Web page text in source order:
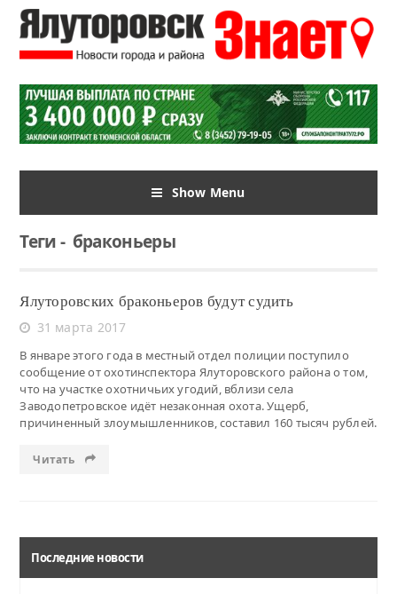
Show Menu
Теги-браконьеры
Ялуторовских браконьеров будут судить
31 марта 2017
В январе этого года в местный отдел полиции поступило
сообщение от охотинспектора Ялуторовского района о том,
что на участке охотничьих угодий, вблизи села
Заводопетровское идёт незаконная охота. Ущерб,
причиненный злоумышленников, составил 160 тысяч рублей.
Читать
Последние новости